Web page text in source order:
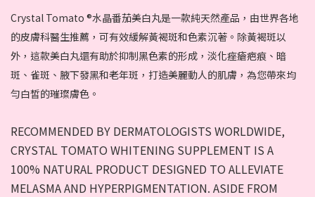
Crystal Tomato ®水晶番茄美白丸是一款純天然產品，由世界各地
的皮膚科醫生推薦，可有效緩解黃褐斑和色素沉著。除黃褐斑以
外，這款美白丸還有助於抑制黑色素的形成，淡化痤瘡疤痕、暗
斑、雀斑、腋下發黑和老年斑，打造美麗動人的肌膚，為您帶來均
勻白皙的璀璨膚色。
RECOMMENDED BY DERMATOLOGISTS WORLDWIDE,
CRYSTAL TOMATO WHITENING SUPPLEMENT IS A
100% NATURAL PRODUCT DESIGNED TO ALLEVIATE
MELASMA AND HYPERPIGMENTATION. ASIDE FROM